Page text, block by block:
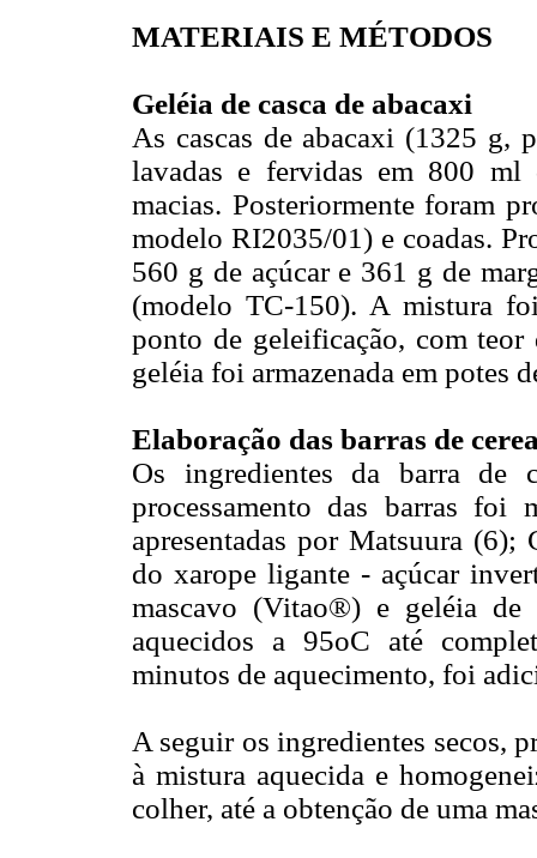
MATERIAIS E MÉTODOS
Geléia de casca de abacaxi
As cascas de abacaxi (1325 g,
lavadas e fervidas em 800 ml
macias. Posteriormente foram
modelo RI2035/01) e coadas.
560 g de açúcar e 361 g de
(modelo TC-150). A mistura
ponto de geleificação, com
geléia foi armazenada em potes
Elaboração das barras de
Os ingredientes da barra de
processamento das barras foi
apresentadas por Matsuura
do xarope ligante - açúcar
mascavo (Vitao®) e geléia de
aquecidos a 95oC até
minutos de aquecimento, foi
A seguir os ingredientes secos,
à mistura aquecida e
colher, até a obtenção de uma